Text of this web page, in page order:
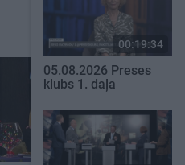
00:24:22
00:19:34
05.08.2026 Preses
klubs 1. daļa